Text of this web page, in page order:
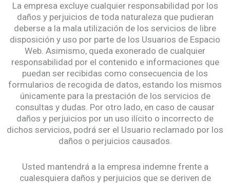
La empresa excluye cualquier responsabilidad por los
daños y perjuicios de toda naturaleza que pudieran
deberse a la mala utilización de los servicios de libre
disposición y uso por parte de los Usuarios de Espacio
Web. Asimismo, queda exonerado de cualquier
responsabilidad por el contenido e informaciones que
puedan ser recibidas como consecuencia de los
formularios de recogida de datos, estando los mismos
únicamente para la prestación de los servicios de
consultas y dudas. Por otro lado, en caso de causar
daños y perjuicios por un uso ilícito o incorrecto de
dichos servicios, podrá ser el Usuario reclamado por los
daños o perjuicios causados.
Usted mantendrá a la empresa indemne frente a
cualesquiera daños y perjuicios que se deriven de